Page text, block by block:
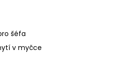
šéfa
v myčce